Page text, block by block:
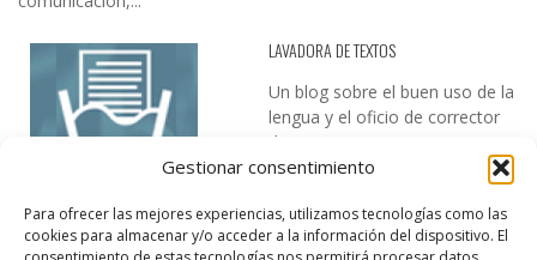
Gestionar consentimiento
Para ofrecer las mejores experiencias, utilizamos tecnologías como las
cookies para almacenar y/o acceder a la información del dispositivo. El
LAVADORA DE TEXTOS
Un blog sobre el buen uso de la
lengua y el oficio de corrector
de textos…